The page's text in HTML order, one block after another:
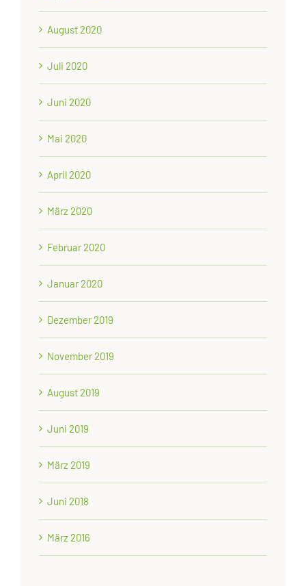
August 2020
Juli 2020
Juni 2020
Mai 2020
April 2020
März 2020
Februar 2020
Januar 2020
Dezember 2019
November 2019
August 2019
Juni 2019
März 2019
Juni 2018
März 2016